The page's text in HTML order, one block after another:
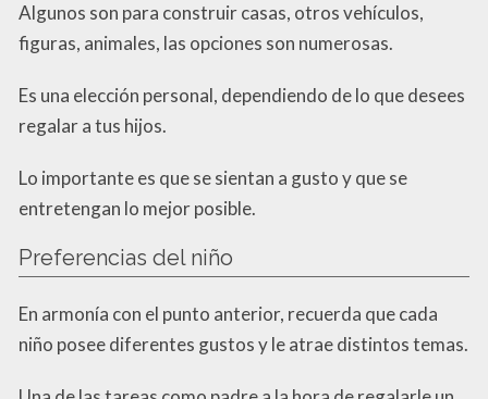
Algunos son para construir casas, otros vehículos,
figuras, animales, las opciones son numerosas.
Es una elección personal, dependiendo de lo que desees
regalar a tus hijos.
Lo importante es que se sientan a gusto y que se
entretengan lo mejor posible.
Preferencias del niño
En armonía con el punto anterior, recuerda que cada
niño posee diferentes gustos y le atrae distintos temas.